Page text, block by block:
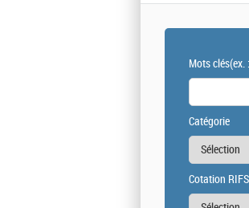
Mots clés(ex.
Catégorie
Cotation